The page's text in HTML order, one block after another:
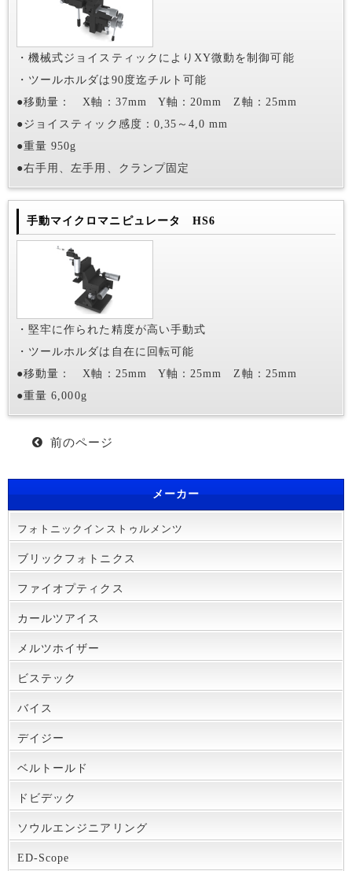
・機械式ジョイスティックによりXY微動を制御可能
・ツールホルダは90度迄チルト可能
●移動量： X軸：37mm Y軸：20mm Z軸：25mm
●ジョイスティック感度：0,35～4,0 mm
●重量 950g
●右手用、左手用、クランプ固定
手動マイクロマニピュレータ HS6
・堅牢に作られた精度が高い手動式
・ツールホルダは自在に回転可能
●移動量： X軸：25mm Y軸：25mm Z軸：25mm
●重量 6,000g
前のページ
メーカー
フォトニックインストゥルメンツ
ブリックフォトニクス
ファイオプティクス
カールツアイス
メルツホイザー
ビステック
バイス
デイジー
ベルトールド
ドビデック
ソウルエンジニアリング
ED-Scope